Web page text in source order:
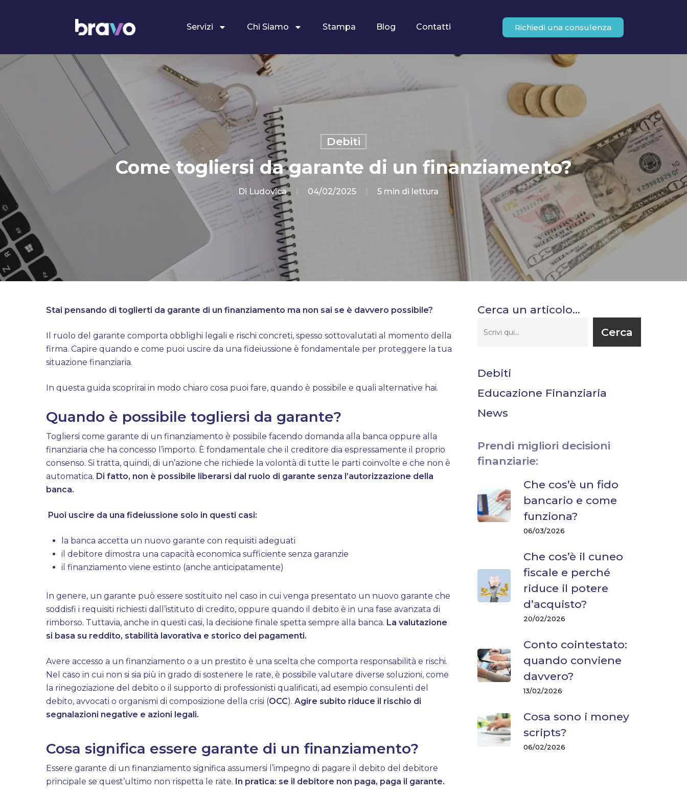
Servizi Chi Siamo Stampa Blog Contatti Richiedi una consulenza
Debiti
Come togliersi da garante di un finanziamento?
Di Ludovica 04/02/2025 5 min di lettura
Stai pensando di toglierti da garante di un finanziamento ma non sai se è davvero possibile?
Il ruolo del garante comporta obblighi legali e rischi concreti, spesso sottovalutati al momento della
firma. Capire quando e come puoi uscire da una fideiussione è fondamentale per proteggere la tua
situazione finanziaria.
In questa guida scoprirai in modo chiaro cosa puoi fare, quando è possibile e quali alternative hai.
Quando è possibile togliersi da garante?
Togliersi come garante di un finanziamento è possibile facendo domanda alla banca oppure alla
finanziaria che ha concesso l’importo. È fondamentale che il creditore dia espressamente il proprio
consenso. Si tratta, quindi, di un’azione che richiede la volontà di tutte le parti coinvolte e che non è
automatica. Di fatto, non è possibile liberarsi dal ruolo di garante senza l’autorizzazione della
banca.
Puoi uscire da una fideiussione solo in questi casi:
la banca accetta un nuovo garante con requisiti adeguati
il debitore dimostra una capacità economica sufficiente senza garanzie
il finanziamento viene estinto (anche anticipatamente)
In genere, un garante può essere sostituito nel caso in cui venga presentato un nuovo garante che
soddisfi i requisiti richiesti dall’istituto di credito, oppure quando il debito è in una fase avanzata di
rimborso. Tuttavia, anche in questi casi, la decisione finale spetta sempre alla banca. La valutazione
si basa su reddito, stabilità lavorativa e storico dei pagamenti.
Avere accesso a un finanziamento o a un prestito è una scelta che comporta responsabilità e rischi.
Nel caso in cui non si sia più in grado di sostenere le rate, è possibile valutare diverse soluzioni, come
la rinegoziazione del debito o il supporto di professionisti qualificati, ad esempio consulenti del
debito, avvocati o organismi di composizione della crisi (OCC).Agire subito riduce il rischio di
segnalazioni negative e azioni legali.
Cosa significa essere garante di un finanziamento?
Essere garante di un finanziamento significa assumersi l’impegno di pagare il debito del debitore
principale se quest’ultimo non rispetta le rate. In pratica: se il debitore non paga, paga il garante.
Cerca un articolo…
Cerca
Debiti
Educazione Finanziaria
News
Prendi migliori decisioni
finanziarie:
Che cos’è un fido
bancario e come
funziona?
06/03/2026
Che cos’è il cuneo
fiscale e perché
riduce il potere
d’acquisto?
20/02/2026
Conto cointestato:
quando conviene
davvero?
13/02/2026
Cosa sono i money
scripts?
06/02/2026